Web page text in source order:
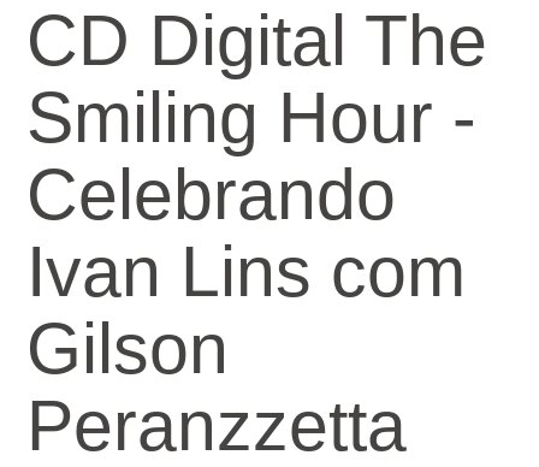
CD Digital The
Smiling Hour -
Celebrando
Ivan Lins com
Gilson
Peranzzetta